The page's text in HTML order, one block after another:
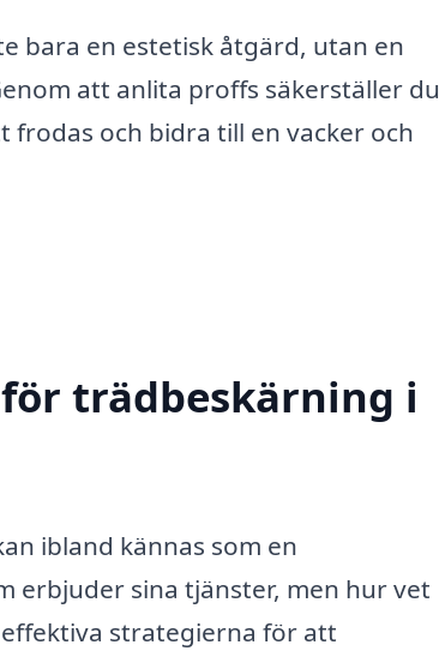
bara en estetisk åtgärd, utan en
att anlita proffs säkerställer du
och bidra till en vacker och
trädbeskärning i
ibland kännas som en
erbjuder sina tjänster, men hur vet
effektiva strategierna för att